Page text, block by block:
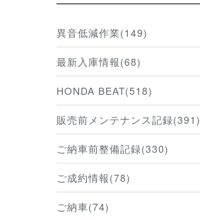
異音低減作業(149)
最新入庫情報(68)
HONDA BEAT(518)
販売前メンテナンス記録(391)
ご納車前整備記録(330)
ご成約情報(78)
ご納車(74)